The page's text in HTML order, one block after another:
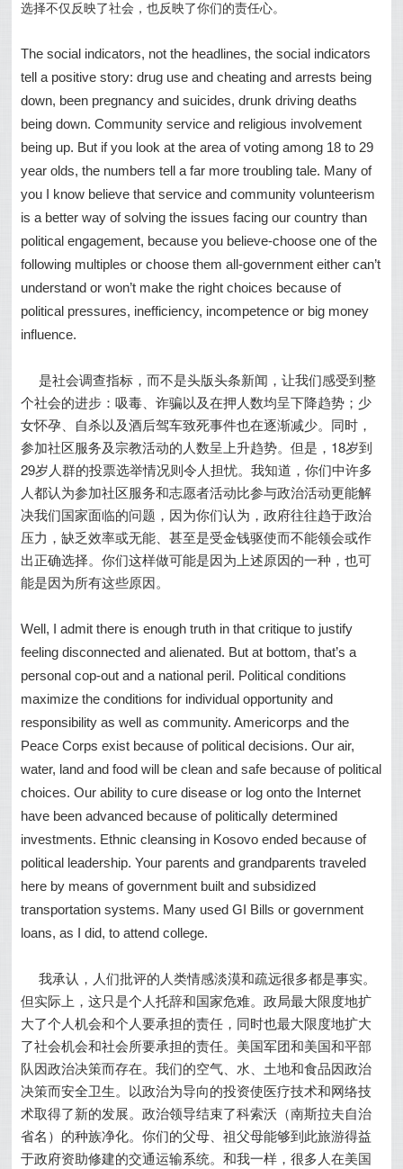
选择不仅反映了社会，也反映了你们的责任心。
The social indicators, not the headlines, the social indicators
tell a positive story: drug use and cheating and arrests being
down, been pregnancy and suicides, drunk driving deaths
being down. Community service and religious involvement
being up. But if you look at the area of voting among 18 to 29
year olds, the numbers tell a far more troubling tale. Many of
you I know believe that service and community volunteerism
is a better way of solving the issues facing our country than
political engagement, because you believe-choose one of the
following multiples or choose them all-government either can’t
understand or won’t make the right choices because of
political pressures, inefficiency, incompetence or big money
influence.
是社会调查指标，而不是头版头条新闻，让我们感受到整
个社会的进步：吸毒、诈骗以及在押人数均呈下降趋势；少
女怀孕、自杀以及酒后驾车致死事件也在逐渐减少。同时，
参加社区服务及宗教活动的人数呈上升趋势。但是，18岁到
29岁人群的投票选举情况则令人担忧。我知道，你们中许多
人都认为参加社区服务和志愿者活动比参与政治活动更能解
决我们国家面临的问题，因为你们认为，政府往往趋于政治
压力，缺乏效率或无能、甚至是受金钱驱使而不能领会或作
出正确选择。你们这样做可能是因为上述原因的一种，也可
能是因为所有这些原因。
Well, I admit there is enough truth in that critique to justify
feeling disconnected and alienated. But at bottom, that’s a
personal cop-out and a national peril. Political conditions
maximize the conditions for individual opportunity and
responsibility as well as community. Americorps and the
Peace Corps exist because of political decisions. Our air,
water, land and food will be clean and safe because of political
choices. Our ability to cure disease or log onto the Internet
have been advanced because of politically determined
investments. Ethnic cleansing in Kosovo ended because of
political leadership. Your parents and grandparents traveled
here by means of government built and subsidized
transportation systems. Many used GI Bills or government
loans, as I did, to attend college.
我承认，人们批评的人类情感淡漠和疏远很多都是事实。
但实际上，这只是个人托辞和国家危难。政局最大限度地扩
大了个人机会和个人要承担的责任，同时也最大限度地扩大
了社会机会和社会所要承担的责任。美国军团和美国和平部
队因政治决策而存在。我们的空气、水、土地和食品因政治
决策而安全卫生。以政治为导向的投资使医疗技术和网络技
术取得了新的发展。政治领导结束了科索沃（南斯拉夫自治
省名）的种族净化。你们的父母、祖父母能够到此旅游得益
于政府资助修建的交通运输系统。和我一样，很多人在美国